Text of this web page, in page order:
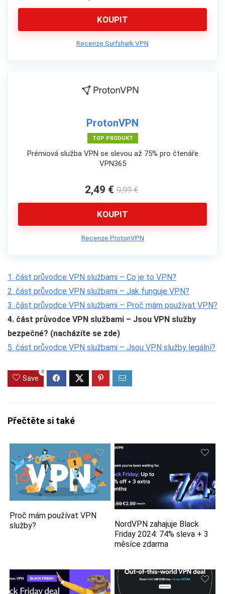
KOUPIT
Recenze Surfshark VPN
ProtonVPN
TOP PRODUKT
Prémiová služba VPN se slevou až 75% pro čtenáře
VPN365
2,49 € 9,99 €
KOUPIT
Recenze ProtonVPN
1. část průvodce VPN službami – Co je to VPN?
2. část průvodce VPN službami – Jak funguje VPN?
3. část průvodce VPN službami – Proč mám používat VPN?
4. část průvodce VPN službami – Jsou VPN služby
bezpečné? (nacházíte se zde)
5. část průvodce VPN službami – Jsou VPN služby legální?
Save
0
Přečtěte si také
Proč mám používat VPN
služby?
NordVPN zahajuje Black
Friday 2024: 74% sleva + 3
měsíce zdarma